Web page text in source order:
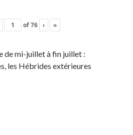
of76 › »
de mi-juillet à fin juillet :
les Hébrides extérieures